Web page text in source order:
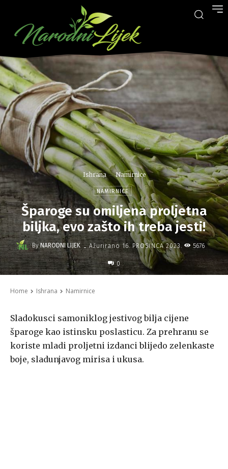
Ishrana Namirnice
NAMIRNICE
Šparoge su omiljena proljetna
biljka, evo zašto ih treba jesti!
By NARODNI LIJEK - Ažurirano 16. PROSINCA 2023. 5676
0
Home Ishrana Namirnice
Sladokusci samoniklog jestivog bilja cijene
šparoge kao istinsku poslasticu. Za prehranu se
koriste mladi proljetni izdanci blijedo zelenkaste
boje, sladunjavog mirisa i ukusa.